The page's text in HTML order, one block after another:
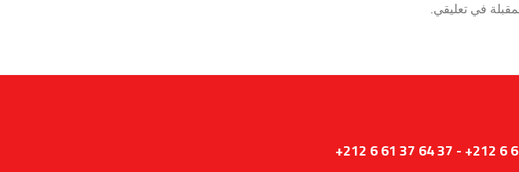
في تعليقي.
+212 6 61 37 64 37 - +212 6